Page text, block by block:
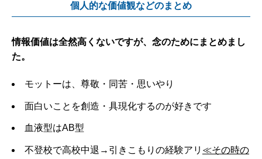
個人的な価値観などのまとめ
情報価値は全然高くないですが、念のためにまとめまし
た。
モットーは、尊敬・同苦・思いやり
面白いことを創造・具現化するのが好きです
血液型はAB型
不登校で高校中退→引きこもりの経験アリ ≪その時の